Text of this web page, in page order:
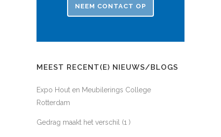
NEEM CONTACT OP
MEEST RECENT(E) NIEUWS/BLOGS
Expo Hout en Meubilerings College
Rotterdam
Gedrag maakt het verschil (1 )